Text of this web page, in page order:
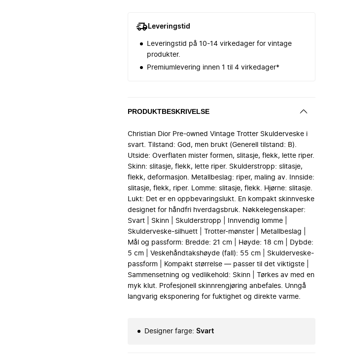
Leveringstid
Leveringstid på 10-14 virkedager for vintage
produkter.
Premiumlevering innen 1 til 4 virkedager*
PRODUKTBESKRIVELSE
Christian Dior Pre-owned Vintage Trotter Skulderveske i
svart. Tilstand: God, men brukt (Generell tilstand: B).
Utside: Overflaten mister formen, slitasje, flekk, lette riper.
Skinn: slitasje, flekk, lette riper. Skulderstropp: slitasje,
flekk, deformasjon. Metallbeslag: riper, maling av. Innside:
slitasje, flekk, riper. Lomme: slitasje, flekk. Hjørne: slitasje.
Lukt: Det er en oppbevaringslukt. En kompakt skinnveske
designet for håndfri hverdagsbruk. Nøkkelegenskaper:
Svart | Skinn | Skulderstropp | Innvendig lomme |
Skulderveske-silhuett | Trotter-mønster | Metallbeslag |
Mål og passform: Bredde: 21 cm | Høyde: 18 cm | Dybde:
5 cm | Veskehåndtakshøyde (fall): 55 cm | Skulderveske-
passform | Kompakt størrelse — passer til det viktigste |
Sammensetning og vedlikehold: Skinn | Tørkes av med en
myk klut. Profesjonell skinnrengjøring anbefales. Unngå
langvarig eksponering for fuktighet og direkte varme.
Designer farge: Svart